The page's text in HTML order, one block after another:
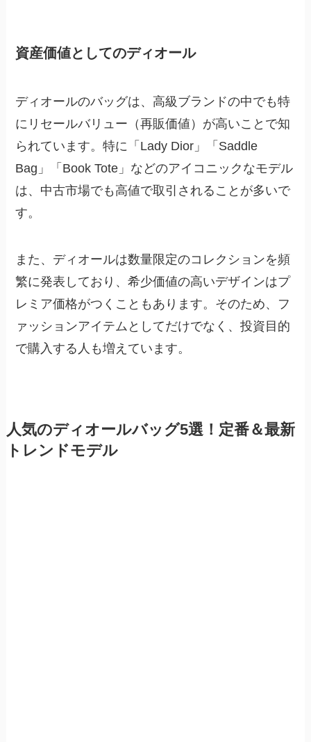
資産価値としてのディオール
ディオールのバッグは、高級ブランドの中でも特
にリセールバリュー（再販価値）が高いことで知
られています。特に「Lady Dior」「Saddle
Bag」「Book Tote」などのアイコニックなモデル
は、中古市場でも高値で取引されることが多いで
す。
また、ディオールは数量限定のコレクションを頻
繁に発表しており、希少価値の高いデザインはプ
レミア価格がつくこともあります。そのため、フ
ァッションアイテムとしてだけでなく、投資目的
で購入する人も増えています。
人気のディオールバッグ5選！定番＆最新
トレンドモデル